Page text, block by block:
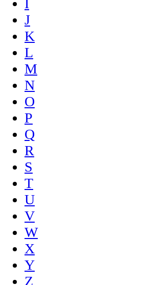
I
J
K
L
M
N
O
P
Q
R
S
T
U
V
W
X
Y
Z